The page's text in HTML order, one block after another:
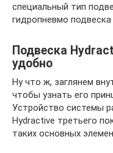
специальный тип
гидропневмо
Подвеска
удобно
Ну что ж, заглянем
чтобы узнать его
Устройство системы
Hydractive третьего
таких основных